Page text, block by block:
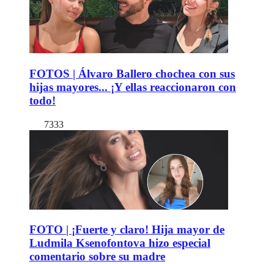
FOTOS | Álvaro Ballero chochea con sus
hijas mayores... ¡Y ellas reaccionaron con
todo!
7333
FOTO | ¡Fuerte y claro! Hija mayor de
Ludmila Ksenofontova hizo especial
comentario sobre su madre